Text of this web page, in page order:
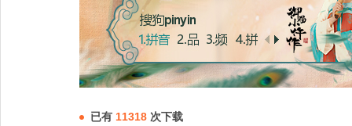
已有 11318 次下载